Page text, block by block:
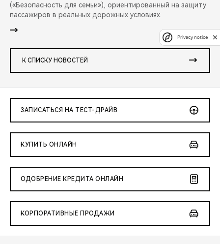
(«Безопасность для семьи»), ориентированный на защиту
пассажиров в реальных дорожных условиях.
К СПИСКУ НОВОСТЕЙ
ЗАПИСАТЬСЯ НА ТЕСТ-ДРАЙВ
КУПИТЬ ОНЛАЙН
ОДОБРЕНИЕ КРЕДИТА ОНЛАЙН
КОРПОРАТИВНЫЕ ПРОДАЖИ
Privacy notice